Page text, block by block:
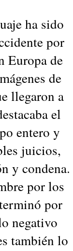
ha sido
por
Europa de
de
llegaron a
el
entero y
juicios,
y condena.
por los
por
negativo
también lo